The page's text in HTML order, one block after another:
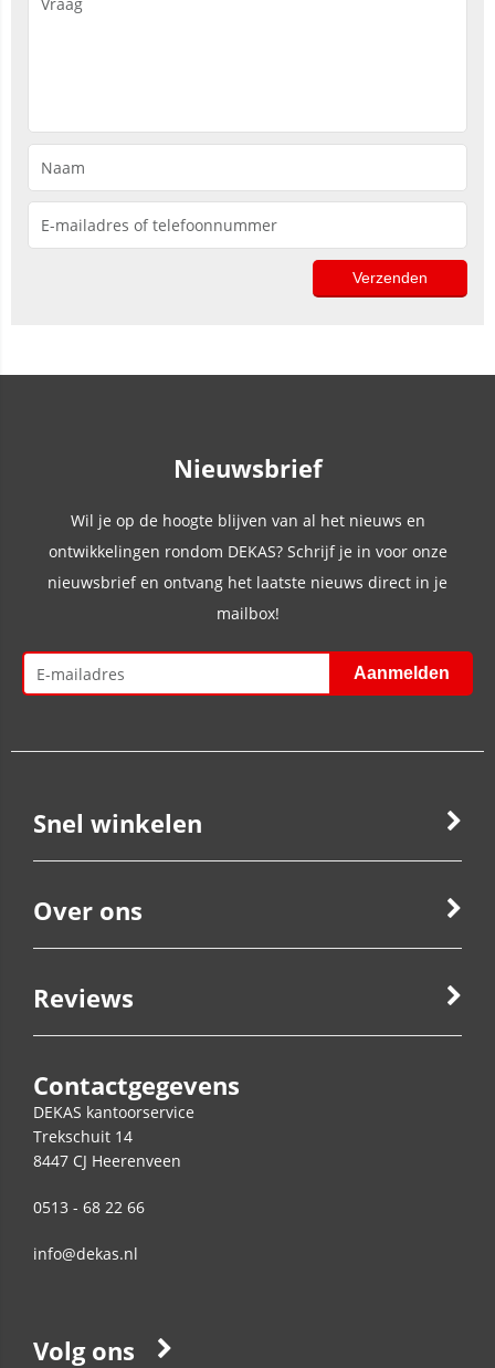
Nieuwsbrief
Wil je op de hoogte blijven van al het nieuws en
ontwikkelingen rondom DEKAS? Schrijf je in voor onze
nieuwsbrief en ontvang het laatste nieuws direct in je
mailbox!
Snel winkelen
Over ons
Reviews
Contactgegevens
DEKAS kantoorservice
Trekschuit 14
8447 CJ Heerenveen
0513 - 68 22 66
info@dekas.nl
Volg ons